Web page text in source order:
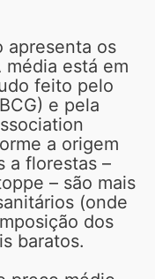
apresenta os
está em
feito pelo
e pela
a origem
a florestas –
– são mais
(onde
dos
baratos.